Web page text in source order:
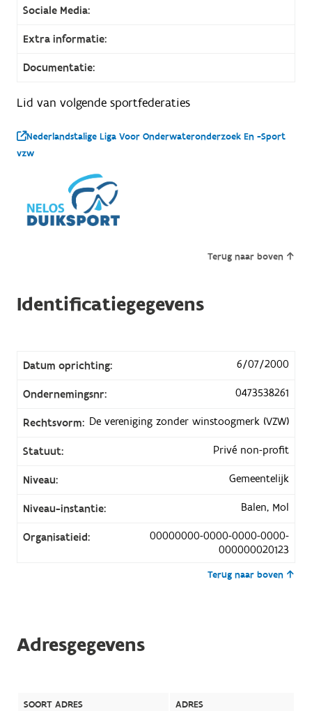
Sociale Media:
Extra informatie:
Documentatie:
Lid van volgende sportfederaties
Nederlandstalige Liga Voor Onderwateronderzoek En -Sport
vzw
Terug naar boven
Identificatiegegevens
Datum oprichting: 6/07/2000
Ondernemingsnr: 0473538261
Rechtsvorm: De vereniging zonder winstoogmerk (VZW)
Statuut: Privé non-profit
Niveau: Gemeentelijk
Niveau-instantie: Balen, Mol
Organisatieid:
00000000-0000-0000-0000-
000000020123
Terug naar boven
Adresgegevens
SOORT ADRES ADRES